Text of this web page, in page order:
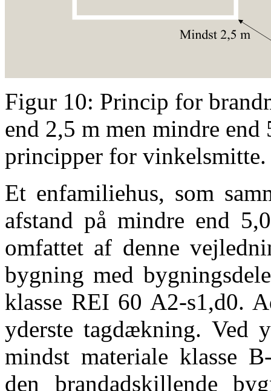
Figur 10: Princip for
end 2,5 m men mindre
principper for vinkelsmitte.
Et enfamiliehus, som
afstand på mindre end
omfattet af denne
bygning med
klasse REI 60 A2-s1,d0.
yderste tagdækning. Ved
mindst materiale klasse
den brandadskillende